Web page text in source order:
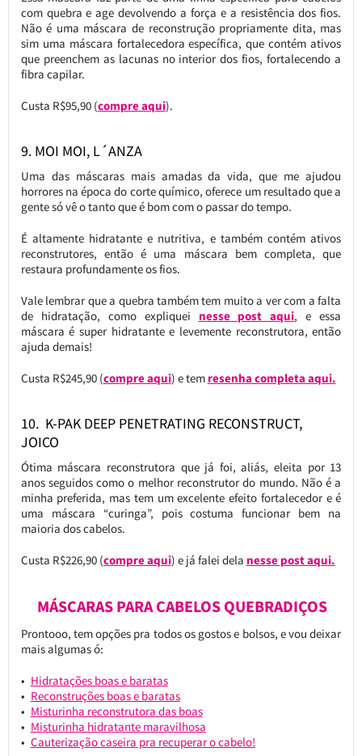
com quebra e age devolvendo a força e a resistência dos fios.
Não é uma máscara de reconstrução propriamente dita, mas
sim uma máscara fortalecedora específica, que contém ativos
que preenchem as lacunas no interior dos fios, fortalecendo a
fibra capilar.
Custa R$95,90 (compre aqui).
9. MOI MOI, L´ANZA
Uma das máscaras mais amadas da vida, que me ajudou
horrores na época do corte químico, oferece um resultado que a
gente só vê o tanto que é bom com o passar do tempo.
É altamente hidratante e nutritiva, e também contém ativos
reconstrutores, então é uma máscara bem completa, que
restaura profundamente os fios.
Vale lembrar que a quebra também tem muito a ver com a falta
de hidratação, como expliquei nesse post aqui, e essa
máscara é super hidratante e levemente reconstrutora, então
ajuda demais!
Custa R$245,90 (compre aqui) e tem resenha completa aqui.
10. K-PAK DEEP PENETRATING RECONSTRUCT,
JOICO
Ótima máscara reconstrutora que já foi, aliás, eleita por 13
anos seguidos como o melhor reconstrutor do mundo. Não é a
minha preferida, mas tem um excelente efeito fortalecedor e é
uma máscara “curinga”, pois costuma funcionar bem na
maioria dos cabelos.
Custa R$226,90 (compre aqui) e já falei dela nesse post aqui.
MÁSCARAS PARA CABELOS QUEBRADIÇOS
Prontooo, tem opções pra todos os gostos e bolsos, e vou deixar
mais algumas ó:
Hidratações boas e baratas
Reconstruções boas e baratas
Misturinha reconstrutora das boas
Misturinha hidratante maravilhosa
Cauterização caseira pra recuperar o cabelo!